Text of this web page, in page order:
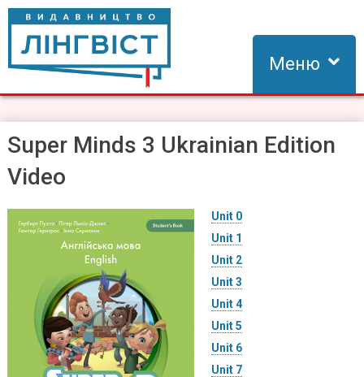
Skip
content
Видавництво Лінгвіст
Видавництво Лінгвіст – адаптація та створення видань для
Меню
Super Minds 3 Ukrainian Edition
Video
Unit 0
Unit 1
Unit 2
Unit 3
Unit 4
Unit 5
Unit 6
Unit 7